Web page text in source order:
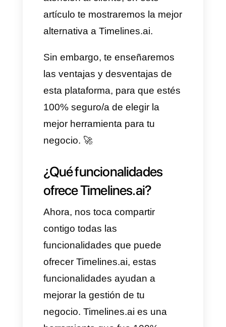
sido una opción popular,
parecida y que complementa a
adapta a las necesidades de
todas las empresas.
Si buscas una solución más
completa, flexible y optimizada
atención al cliente, en este
artículo te mostraremos la mejor
alternativa a Timelines.ai.
Sin embargo, te enseñaremos
las ventajas y desventajas de
esta plataforma, para que estés
100% seguro/a de elegir la